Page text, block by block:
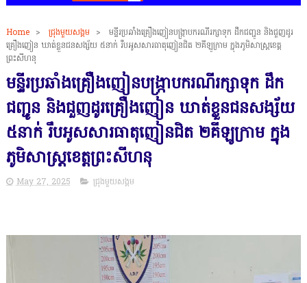
Home > ជ្រុងមួយសង្គម >
មន្ទីរប្រឆាំងគ្រឿងញៀនបង្ក្រាបករណីរក្សាទុក ដឹកជញ្ជូន និងជួញដូរ
គ្រឿងញៀន ឃាត់ខ្លួនជនសង្ស័យ ៥នាក់ រឹបអូសសារធាតុញៀនជិត ២គីឡូក្រាម ក្នុងភូមិសាស្ត្រខេត្ត
ព្រះសីហនុ
មន្ទីរប្រឆាំងគ្រឿងញៀនបង្ក្រាបករណីរក្សាទុក ដឹក
ជញ្ជូន និងជួញដូរគ្រឿងញៀន ឃាត់ខ្លួនជនសង្ស័យ
៥នាក់ រឹបអូសសារធាតុញៀនជិត ២គីឡូក្រាម ក្នុង
ភូមិសាស្ត្រខេត្តព្រះសីហនុ
May 27, 2025 ជ្រុងមួយសង្គម